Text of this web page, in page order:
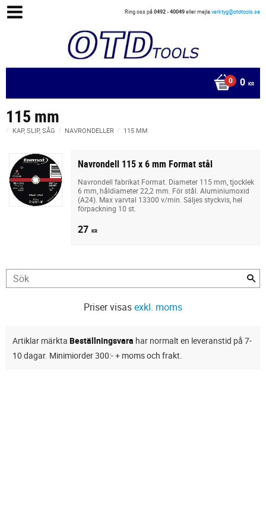
Ring oss på0492 - 40049eller mejlaverktyg@otdtools.se
0 KR
115 mm
KAP, SLIP, SÅG NAVRONDELLER 115 MM
Navrondell 115 x 6 mm Format stål
Navrondell fabrikat Format. Diameter 115 mm, tjocklek
6 mm, håldiameter 22,2 mm. För stål. Aluminiumoxid
(A24). Max varvtal 13300 v/min. Säljes styckvis, hel
förpackning 10 st.
27 KR
Priser visasexkl. moms
Artiklar märkta Beställningsvara har normalt en leveranstid på 7-
10 dagar. Minimiorder 300:- + moms och frakt.